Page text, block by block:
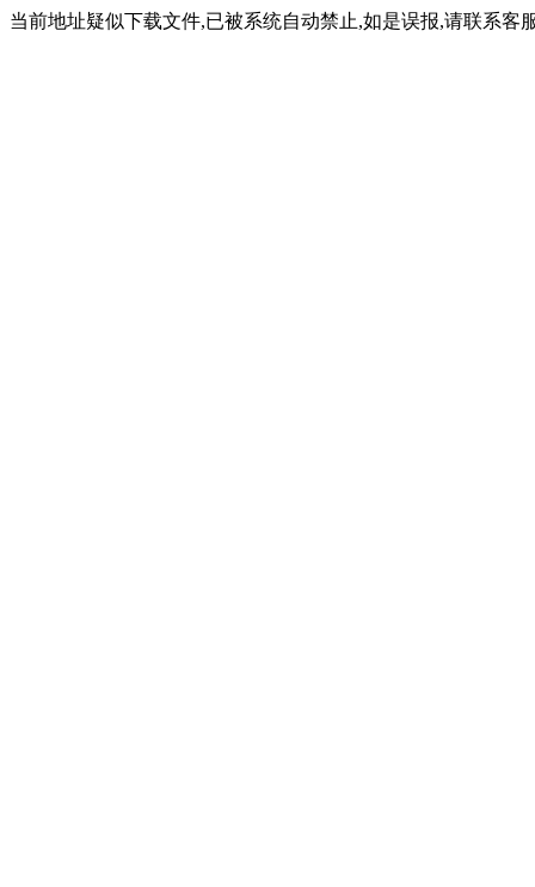
当前地址疑似下载文件,已被系统自动禁止,如是误报,请联系客